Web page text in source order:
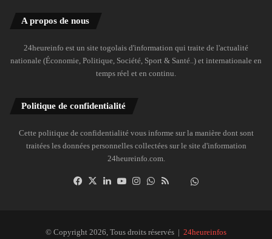
A propos de nous
24heureinfo est un site togolais d'information qui traite de l'actualité
nationale (Économie, Politique, Société, Sport & Santé..) et internationale en
temps réel et en continu.
Politique de confidentialité
Cette politique de confidentialité vous informe sur la manière dont sont
traitées les données personnelles collectées sur le site d'information
24heureinfo.com.
Facebook
X LinkedinYouTubeInstagramWhatsAppDailymotion
© Copyright 2026, Tous droits réservés | 24heureinfos